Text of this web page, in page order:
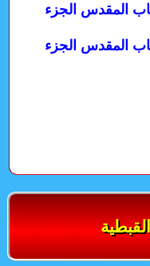
المقدس الجزء
المقدس الجزء